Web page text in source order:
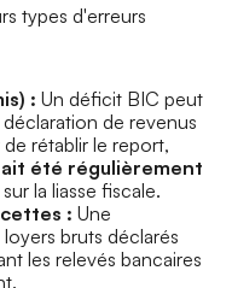
types d'erreurs
: Un déficit BIC peut
de revenus
rétablir le report,
été régulièrement
la liasse fiscale.
: Une
bruts déclarés
les relevés bancaires